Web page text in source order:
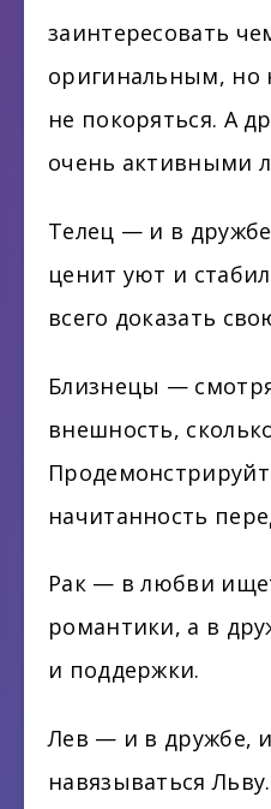
заинтересовать
оригинальным, но
не покоряться. А
очень активными
Телец — и в
ценит уют и
всего доказать
Близнецы —
внешность,
начитанность
Рак — в любви
романтики, а в
и поддержки.
Лев — и в дружбе,
навязываться